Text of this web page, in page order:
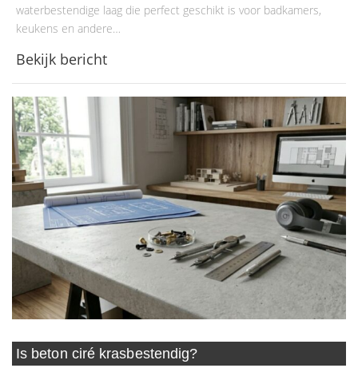
waterbestendige laag die perfect geschikt is voor badkamers,
keukens en andere…
Bekijk bericht
Is beton ciré krasbestendig?